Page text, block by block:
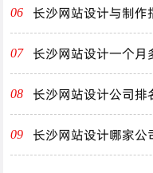
06 长沙网站设计与制作
07 长沙网站设计一个月
08 长沙网站设计公司
09 长沙网站设计哪家